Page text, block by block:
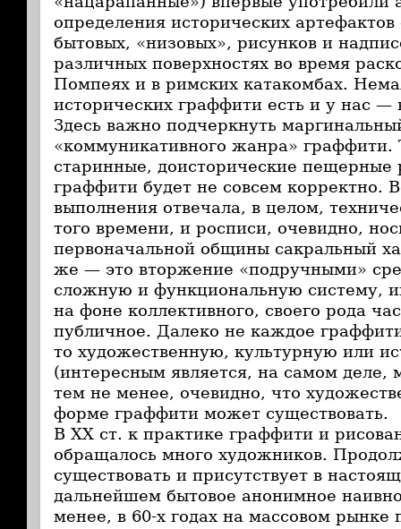
определения исторических
бытовых, «низовых», рисунков и
различных поверхностях во время
Помпеях и в римских катакомбах.
исторических граффити есть и у нас
Здесь важно подчеркнуть
«коммуникативного жанра»
старинные, доисторические пещерные
граффити будет не совсем корректно.
выполнения отвечала, в целом,
того времени, и росписи, очевидно,
первоначальной общины сакральный
же — это вторжение «подручными»
сложную и функциональную систему,
на фоне коллективного, своего рода
публичное. Далеко не каждое
то художественную, культурную или
(интересным является, на самом деле,
тем не менее, очевидно, что
форме граффити может существовать.
В ХХ ст. к практике граффити и
обращалось много художников.
существовать и присутствует в
дальнейшем бытовое анонимное
менее, в 60-х годах на массовом рынке